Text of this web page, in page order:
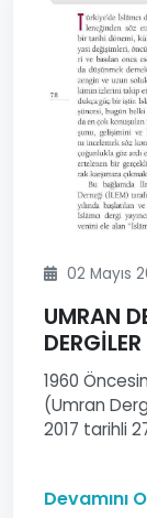
02 Mayıs
UMRAN
1960
(Umran
2017 tarihli
Devamını